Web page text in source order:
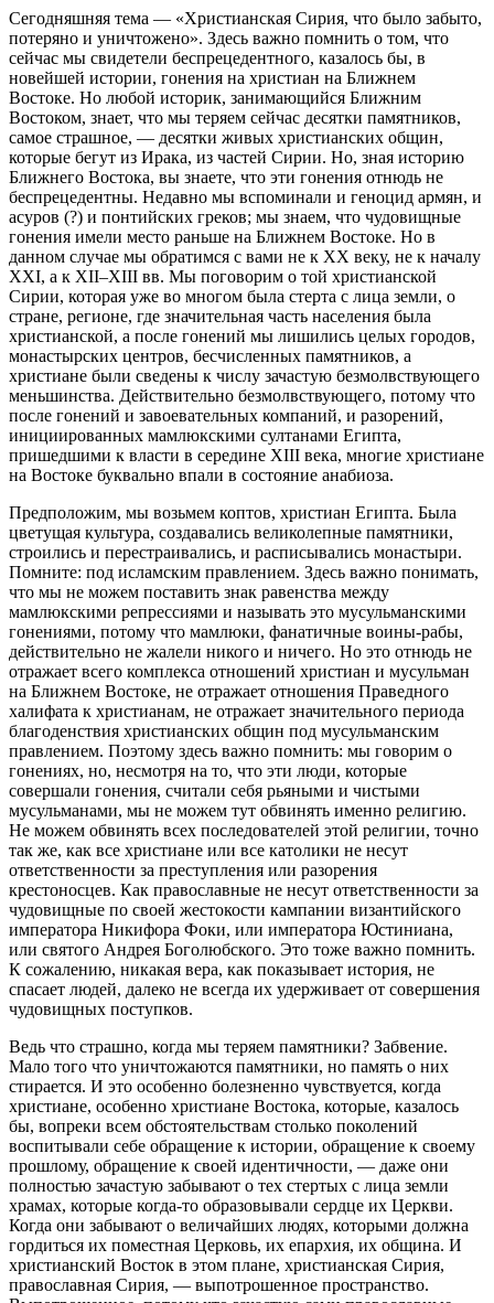
Сегодняшняя тема — «Христианская Сирия, что было забыто,
потеряно и уничтожено». Здесь важно помнить о том, что
сейчас мы свидетели беспрецедентного, казалось бы, в
новейшей истории, гонения на христиан на Ближнем
Востоке. Но любой историк, занимающийся Ближним
Востоком, знает, что мы теряем сейчас десятки памятников,
самое страшное, — десятки живых христианских общин,
которые бегут из Ирака, из частей Сирии. Но, зная историю
Ближнего Востока, вы знаете, что эти гонения отнюдь не
беспрецедентны. Недавно мы вспоминали и геноцид армян, и
асуров (?) и понтийских греков; мы знаем, что чудовищные
гонения имели место раньше на Ближнем Востоке. Но в
данном случае мы обратимся с вами не к ХХ веку, не к началу
ХХI, а к ХII–ХIII вв. Мы поговорим о той христианской
Сирии, которая уже во многом была стерта с лица земли, о
стране, регионе, где значительная часть населения была
христианской, а после гонений мы лишились целых городов,
монастырских центров, бесчисленных памятников, а
христиане были сведены к числу зачастую безмолвствующего
меньшинства. Действительно безмолвствующего, потому что
после гонений и завоевательных компаний, и разорений,
инициированных мамлюкскими султанами Египта,
пришедшими к власти в середине ХIII века, многие христиане
на Востоке буквально впали в состояние анабиоза.
Предположим, мы возьмем коптов, христиан Египта. Была
цветущая культура, создавались великолепные памятники,
строились и перестраивались, и расписывались монастыри.
Помните: под исламским правлением. Здесь важно понимать,
что мы не можем поставить знак равенства между
мамлюкскими репрессиями и называть это мусульманскими
гонениями, потому что мамлюки, фанатичные воины-рабы,
действительно не жалели никого и ничего. Но это отнюдь не
отражает всего комплекса отношений христиан и мусульман
на Ближнем Востоке, не отражает отношения Праведного
халифата к христианам, не отражает значительного периода
благоденствия христианских общин под мусульманским
правлением. Поэтому здесь важно помнить: мы говорим о
гонениях, но, несмотря на то, что эти люди, которые
совершали гонения, считали себя рьяными и чистыми
мусульманами, мы не можем тут обвинять именно религию.
Не можем обвинять всех последователей этой религии, точно
так же, как все христиане или все католики не несут
ответственности за преступления или разорения
крестоносцев. Как православные не несут ответственности за
чудовищные по своей жестокости кампании византийского
императора Никифора Фоки, или императора Юстиниана,
или святого Андрея Боголюбского. Это тоже важно помнить.
К сожалению, никакая вера, как показывает история, не
спасает людей, далеко не всегда их удерживает от совершения
чудовищных поступков.
Ведь что страшно, когда мы теряем памятники? Забвение.
Мало того что уничтожаются памятники, но память о них
стирается. И это особенно болезненно чувствуется, когда
христиане, особенно христиане Востока, которые, казалось
бы, вопреки всем обстоятельствам столько поколений
воспитывали себе обращение к истории, обращение к своему
прошлому, обращение к своей идентичности, — даже они
полностью зачастую забывают о тех стертых с лица земли
храмах, которые когда-то образовывали сердце их Церкви.
Когда они забывают о величайших людях, которыми должна
гордиться их поместная Церковь, их епархия, их община. И
христианский Восток в этом плане, христианская Сирия,
православная Сирия, — выпотрошенное пространство.